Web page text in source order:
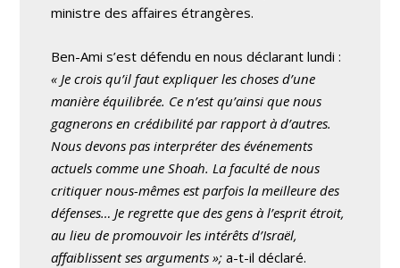
ministre des affaires étrangères.
Ben-Ami s’est défendu en nous déclarant lundi :
« Je crois qu’il faut expliquer les choses d’une
manière équilibrée. Ce n’est qu’ainsi que nous
gagnerons en crédibilité par rapport à d’autres.
Nous devons pas interpréter des événements
actuels comme une Shoah. La faculté de nous
critiquer nous-mêmes est parfois la meilleure des
défenses… Je regrette que des gens à l’esprit étroit,
au lieu de promouvoir les intérêts d’Israël,
affaiblissent ses arguments »; a-t-il déclaré.